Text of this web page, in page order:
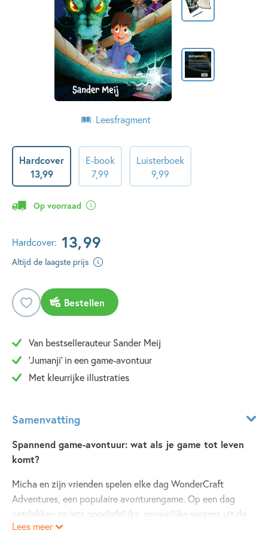
Leesfragment
Hardcover
13,99
E-book
7,99
Luisterboek
999
Op voorraad
Hardcover: 13,99
Altijd de laagste prijs
Bestellen
Van bestsellerauteur Sander Meij
'Jumanji' in een game-avontuur
Met kleurrijke illustraties
Samenvatting
Spannend game-avontuur: wat als je game tot leven
komt?
Micha en zijn vrienden spelen elke dag WonderCraft
Adventures, een populaire avonturengame. Op een dag
ontdekken ze iets ongelofelijks: gevaarlijke wezens uit de
game zijn tot leven gekomen, waaronder een vuurspuwende
Lees meer